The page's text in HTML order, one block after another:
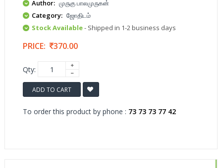
Author: முருகு பாலமுருகன்
Category: ஜோதிடம்
Stock Available- Shipped in 1-2 business days
PRICE: 370.00
Qty:
ADD TO CART
To order this product by phone : 73 73 73 77 42